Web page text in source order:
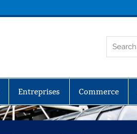
Entreprises Commerce